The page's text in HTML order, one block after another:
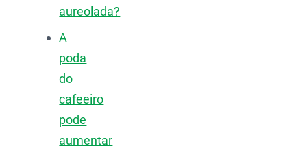
aureolada?
A
poda
do
cafeeiro
pode
aumentar